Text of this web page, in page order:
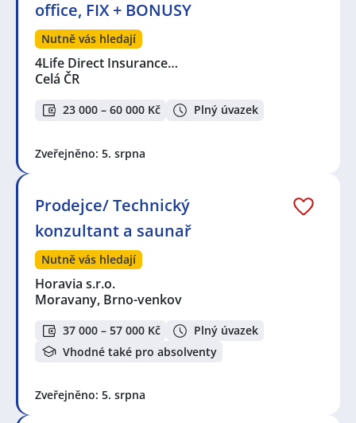
office, FIX + BONUSY
Nutně vás hledají
4Life Direct Insurance…
Celá ČR
23 000 – 60 000 Kč Plný úvazek
Zveřejněno: 5. srpna
Prodejce/ Technický
konzultant a saunař
Nutně vás hledají
Horavia s.r.o.
Moravany, Brno-venkov
37 000 – 57 000 Kč
Plný úvazek
Vhodné také pro absolventy
Zveřejněno: 5. srpna